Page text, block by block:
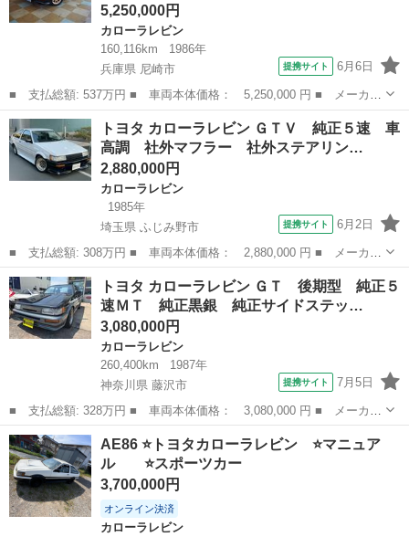
5,250,000円
カローラレビン
160,116km
1986年
兵庫県 尼崎市
提携サイト 6月6日
■ 支払総額: 537万円 ■ 車両本体価格： 5,250,000 円 ■ メーカー
名： トヨタ ■ 車種名： カローラレビン ■ グレード名： Ｇ
Ｔ ＡＰＥＸ 後期型 ３ドアハッチバック 純正５速ＭＴ ＲＳワ
タナベ１４イ...
兵庫 尼崎市 カローラレビン
トヨタ カローラレビン ＧＴＶ 純正５速 車
高調 社外マフラー 社外ステアリン…
2,880,000円
カローラレビン
1985年
埼玉県 ふじみ野市
提携サイト 6月2日
■ 支払総額: 308万円 ■ 車両本体価格： 2,880,000 円 ■ メーカー
名： トヨタ ■ 車種名： カローラレビン ■ グレード名： ＧＴ
Ｖ 純正５速 車高調 社外マフラー 社外ステアリング ■ 排気
量： 16...
埼玉 ふじみ野市 カローラレビン
トヨタ カローラレビン ＧＴ 後期型 純正５
速ＭＴ 純正黒銀 純正サイドステッ…
3,080,000円
カローラレビン
260,400km
1987年
神奈川県 藤沢市
提携サイト 7月5日
■ 支払総額: 328万円 ■ 車両本体価格： 3,080,000 円 ■ メーカー
名： トヨタ ■ 車種名： カローラレビン ■ グレード名： Ｇ
Ｔ 後期型 純正５速ＭＴ 純正黒銀 純正サイドステップリアスポ
イラー ハヤ...
神奈川 藤沢市 カローラレビン
AE86 ⭐️トヨタカローラレビン ⭐️マニュア
ル ⭐️スポーツカー
3,700,000円
オンライン決済
カローラレビン